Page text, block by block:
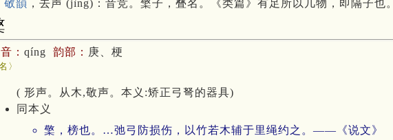
敬韻 ，去声 (jìng)：音竞。檠子，叠名。《类篇》有足所以几物，即隔子也。
： qíng 韵部： 庚、梗
〉
( 形声。从木,敬声。本义:矫正弓弩的器具)
同本义
檠，榜也。…弛弓防损伤，以竹若木辅于里绳约之。——《说文》